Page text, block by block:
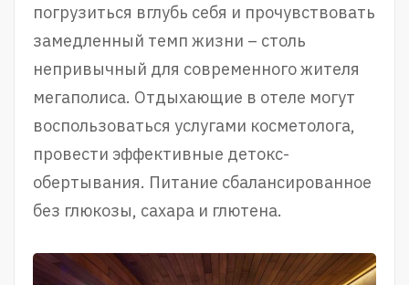
погрузиться вглубь себя и прочувствовать
замедленный темп жизни – столь
непривычный для современного жителя
мегаполиса. Отдыхающие в отеле могут
воспользоваться услугами косметолога,
провести эффективные детокс-
обертывания. Питание сбалансированное
без глюкозы, сахара и глютена.